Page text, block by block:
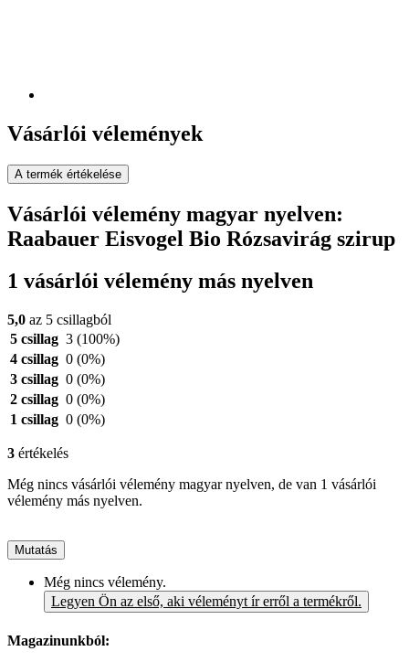
Vásárlói vélemények
A termék értékelése
Vásárlói vélemény magyar nyelven:
Raabauer Eisvogel Bio Rózsavirág szirup
1 vásárlói vélemény más nyelven
5,0 az 5 csillagból
5 csillag 3 (100%)
4 csillag 0 (0%)
3 csillag 0 (0%)
2 csillag 0 (0%)
1 csillag 0 (0%)
3 értékelés
Még nincs vásárlói vélemény magyar nyelven, de van 1 vásárlói
vélemény más nyelven.
Mutatás
Még nincs vélemény.
Legyen Ön az első, aki véleményt ír erről a termékről.
Magazinunkból: